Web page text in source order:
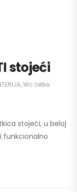
stojeći
,Wc četke
stojeći, u beloj
funkcionalno